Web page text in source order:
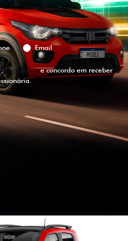
Email
e concordo em receber
EM CONTATO